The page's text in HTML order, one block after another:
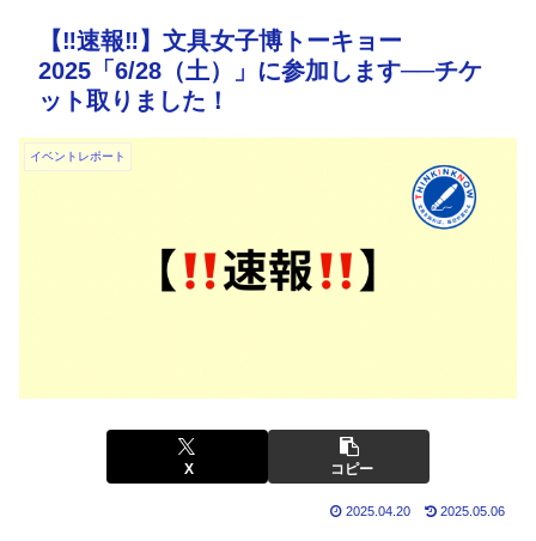
【‼️速報‼️】文具女子博トーキョー
2025「6/28（土）」に参加します──チケ
ット取りました！
イベントレポート
X コピー
2025.04.20 2025.05.06